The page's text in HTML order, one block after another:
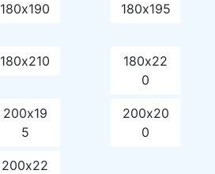
180х190 180х195
180х210
180х22
0
200х19
5
200х20
0
200х22